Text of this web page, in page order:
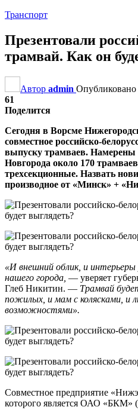
Транспорт
Презентовали
трамвай. Как он
Автор admin Опубликовано
61
Поделится
Сегодня в Ворсме
совместное российско-
выпуску трамваев.
Новгорода около 170
трехсекционные. Назвать
производное от «Минск» +
«И внешний облик, и интерьеры
нашего города, — уверяет
Глеб Никитин. — Трамвай
пожилых, и мам с колясками, и
возможностями».
Совместное предприятие
которого является ОАО «БКМ»